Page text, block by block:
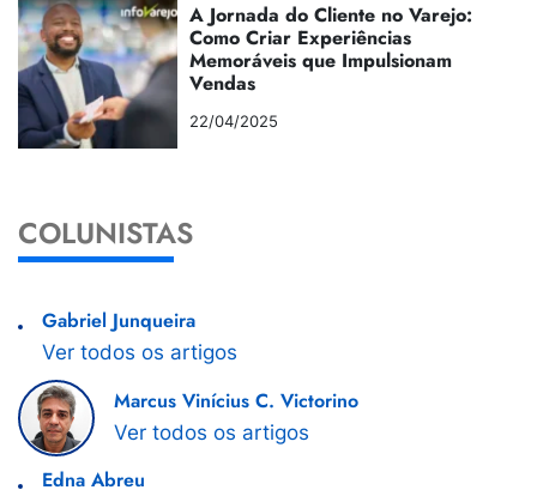
A Jornada do Cliente no Varejo:
Como Criar Experiências
Memoráveis que Impulsionam
Vendas
22/04/2025
COLUNISTAS
Gabriel Junqueira
Ver todos os artigos
Marcus Vinícius C. Victorino
Ver todos os artigos
Edna Abreu